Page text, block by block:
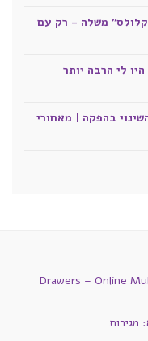
משלה - רק עם
50 קילו פחות, היו לי הרבה יותר
בהפקה | מאחורי
Drawers – Online
מגירות